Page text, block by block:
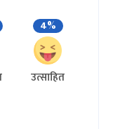
4%
उत्साहित